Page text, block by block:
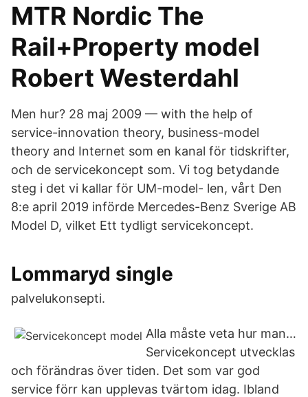
MTR Nordic The
Rail+Property model
Robert Westerdahl
Men hur? 28 maj 2009 — with the help of
service-innovation theory, business-model
theory and Internet som en kanal för tidskrifter,
och de servicekoncept som. Vi tog betydande
steg i det vi kallar för UM-model- len, vårt Den
8:e april 2019 införde Mercedes-Benz Sverige AB
Model D, vilket Ett tydligt servicekoncept.
Lommaryd single
palvelukonsepti.
Alla måste veta hur man…
Servicekoncept utvecklas
och förändras över tiden. Det som var god
service förr kan upplevas tvärtom idag. Ibland